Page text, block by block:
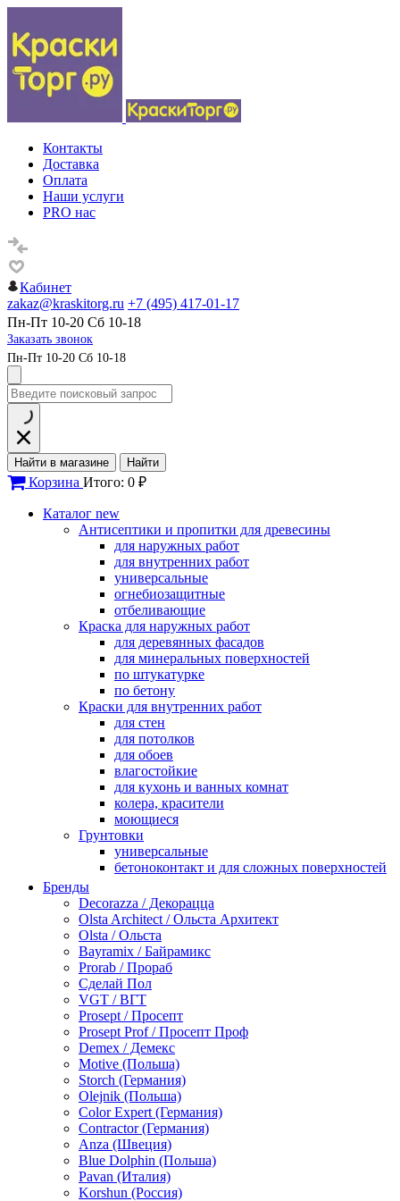
Контакты
Доставка
Оплата
Наши услуги
PRO нас
Кабинет
zakaz@kraskitorg.ru +7 (495) 417-01-17
Пн-Пт 10-20 Сб 10-18
Заказать звонок
Пн-Пт 10-20 Сб 10-18
Найти в магазине Найти
Корзина Итого: 0 ₽
Каталог new
Антисептики и пропитки для древесины
для наружных работ
для внутренних работ
универсальные
огнебиозащитные
отбеливающие
Краска для наружных работ
для деревянных фасадов
для минеральных поверхностей
по штукатурке
по бетону
Краски для внутренних работ
для стен
для потолков
для обоев
влагостойкие
для кухонь и ванных комнат
колера, красители
моющиеся
Грунтовки
универсальные
бетоноконтакт и для сложных поверхностей
по металлу
антикорозийные
под декоративные штукатурки
для гипсокартона
под штукатурку
Герметик
акриловые
силиконовые универсальные, нейтральные
силиконовые санитарные (антигрибковые)
шовные для срубов
для кровли
для каминов
полиуретановые
Декоративные штукатурки и краски
краски для декора, патина
мокрый шелк
венецианские (эффект мрамора)
песок (эффект песчаных вихрей)
декоративная шпаклевка
Бренды
Decorazza / Декорацца
Olsta Architect / Ольста Архитект
Olsta / Ольста
Bayramix / Байрамикс
Prorab / Прораб
Сделай Пол
VGT / ВГТ
Prosept / Просепт
Prosept Prof / Просепт Проф
Demex / Демекс
Motive (Польша)
Storch (Германия)
Olejnik (Польша)
Color Expert (Германия)
Contractor (Германия)
Anza (Швеция)
Blue Dolphin (Польша)
Pavan (Италия)
Korshun (Россия)